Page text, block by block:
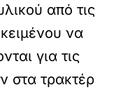
από τις
να
για τις
στα τρακτέρ